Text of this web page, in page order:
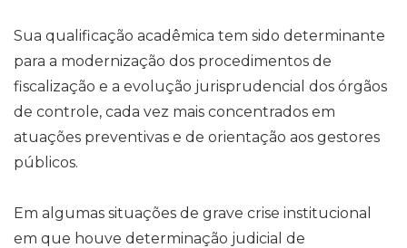
Sua qualificação acadêmica tem sido determinante
para a modernização dos procedimentos de
fiscalização e a evolução jurisprudencial dos órgãos
de controle, cada vez mais concentrados em
atuações preventivas e de orientação aos gestores
públicos.
Em algumas situações de grave crise institucional
em que houve determinação judicial de